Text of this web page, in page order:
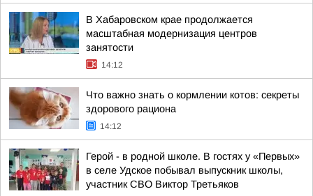
В Хабаровском крае продолжается
масштабная модернизация центров
занятости
14:12
Что важно знать о кормлении котов: секреты
здорового рациона
14:12
Герой - в родной школе. В гостях у «Первых»
в селе Удское побывал выпускник школы,
участник СВО Виктор Третьяков